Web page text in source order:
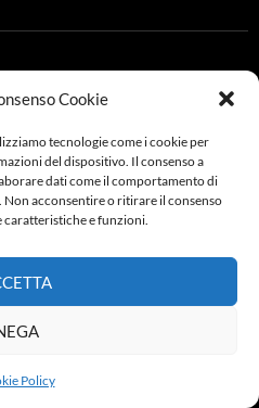
Cookie
tecnologie come i cookie per
del dispositivo. Il consenso a
dati come il comportamento di
acconsentire o ritirare il consenso
caratteristiche e funzioni.
Policy
E DEI SERVIZI